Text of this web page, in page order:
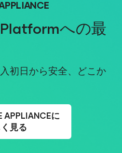
への最
初日から安全、どこか
APPLIANCEに
見る